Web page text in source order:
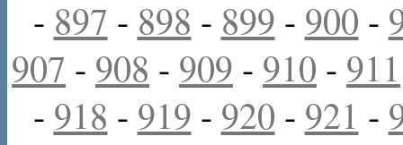
- 897 - 898 - 899 - 900 -
907 - 908 - 909 - 910 - 911
- 918 - 919 - 920 - 921 -